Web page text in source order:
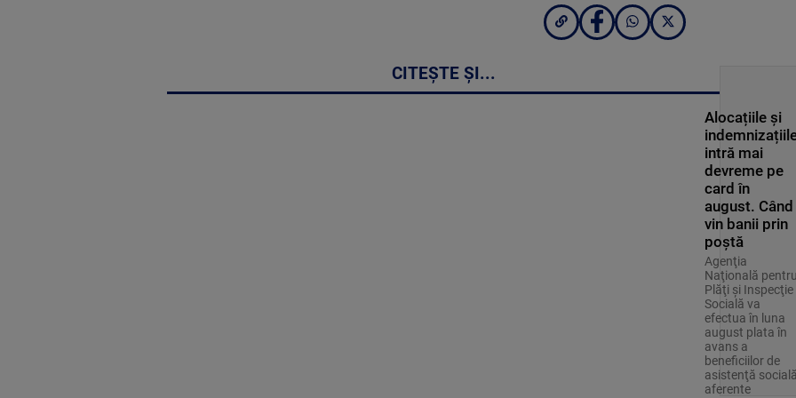
CITEȘTE ȘI...
Alocațiile și
intră mai
devreme pe
card în
august. Când
vin banii prin
poștă
Agenţia
Naţională pentru
Plăţi şi Inspecţie
Socială va
efectua în luna
august plata în
avans a
beneficiilor de
asistenţă socială
aferente